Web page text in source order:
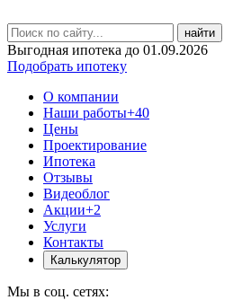
найти
Выгодная ипотека до 01.09.2026
Подобрать ипотеку
О компании
Наши работы+40
Цены
Проектирование
Ипотека
Отзывы
Видеоблог
Акции+2
Услуги
Контакты
Калькулятор
Мы в соц. сетях: